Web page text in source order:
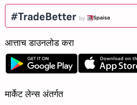
आत्ताच डाउनलोड करा
मार्केट लेन्स अंतर्गत